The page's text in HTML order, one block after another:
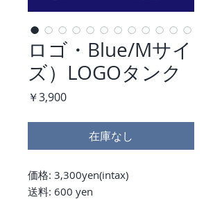
ロゴ・Blue/Mサイ
ズ）LOGOタンク
￥3,900価
在庫なし
価格: 3,300yen(intax)
送料: 600 yen